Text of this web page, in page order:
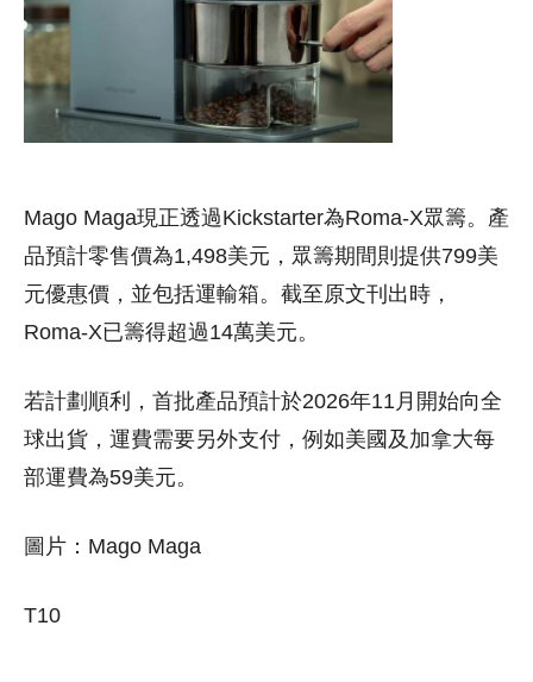
Mago Maga現正透過Kickstarter為Roma-X眾籌。產
品預計零售價為1,498美元，眾籌期間則提供799美
元優惠價，並包括運輸箱。截至原文刊出時，
Roma-X已籌得超過14萬美元。
若計劃順利，首批產品預計於2026年11月開始向全
球出貨，運費需要另外支付，例如美國及加拿大每
部運費為59美元。
圖片：Mago Maga
T10